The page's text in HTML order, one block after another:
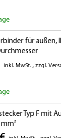
für außen,
inkl. MwSt. , zzgl.
Typ F mit